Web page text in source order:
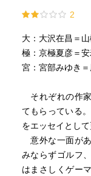
勧めかもしれませ
肝心の宮部みゆ
プレイした思い
ムに興味の無い
ですし、PS1に
いるこの頃はゲ
らに遊んだこと
ームズやら)す
ができました。
ちなみに感動の
2
大：大沢在昌＝
極：京極夏彦＝
宮：宮部みゆき
それぞれの作
てもらっている
をエッセイとして
意外な一面が
みならずゴルフ
はまさしくゲー